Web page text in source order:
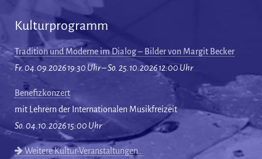
Kulturprogramm
Tradition und Moderne im Dialog – Bilder von Margit Becker
Fr. 04.09.2026 19:30 Uhr – So. 25.10.2026 12:00 Uhr
Benefizkonzert
mit Lehrern der Internationalen Musikfreizeit
So. 04.10.2026 15:00 Uhr
Weitere Kultur-Veranstaltungen…